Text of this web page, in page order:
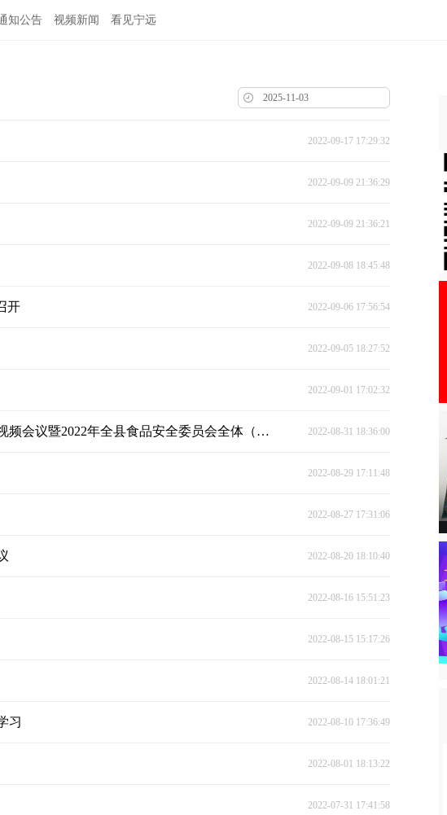
知公告 视频新闻 看见宁远
2022-09-17 17:29:32
2022-09-09 21:36:29
2022-09-09 21:36:21
2022-09-08 18:45:48
开 2022-09-06 17:56:54
2022-09-05 18:27:52
2022-09-01 17:02:32
宁远收听收看全市食品安全委员会全体（扩大）视频会议暨2022年全县食品安全委员会全体（扩大）会议召开 2022-08-31 18:36:00
2022-08-29 17:11:48
2022-08-27 17:31:06
2022-08-20 18:10:40
2022-08-16 15:51:23
2022-08-15 15:17:26
2022-08-14 18:01:21
习 2022-08-10 17:36:49
2022-08-01 18:13:22
2022-07-31 17:41:58